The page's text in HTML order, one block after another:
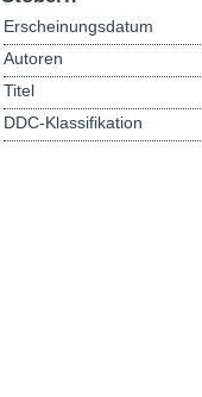
Erscheinungsdatum
Autoren
Titel
DDC-Klassifikation